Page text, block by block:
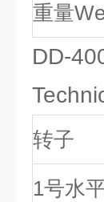
重量
DD-
转子
1号水